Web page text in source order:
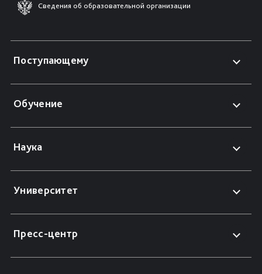
Сведения об образовательной организации
Поступающему
Обучение
Наука
Университет
Пресс-центр